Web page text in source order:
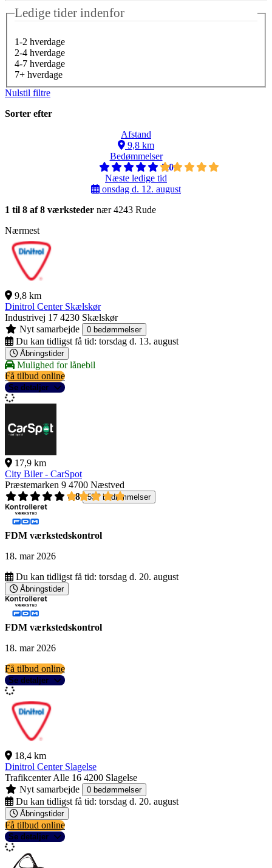
Ledige tider indenfor
1-2 hverdage
2-4 hverdage
4-7 hverdage
7+ hverdage
Nulstil filtre
Sorter efter
Afstand
9,8 km
Bedømmelser
5,0
Næste ledige tid
onsdag d. 12. august
1 til 8 af 8 værksteder nær 4243 Rude
Nærmest
9,8 km
Dinitrol Center Skælskør
Industrivej 17 4230 Skælskør
Nyt samarbejde
0 bedømmelser
Du kan tidligst få tid: torsdag d. 13. august
Åbningstider
Mulighed for lånebil
Få tilbud online
Se detaljer
17,9 km
City Biler - CarSpot
Præstemarken 9 4700 Næstved
4,8
557 bedømmelser
FDM værkstedskontrol
18. mar 2026
Du kan tidligst få tid: torsdag d. 20. august
Åbningstider
FDM værkstedskontrol
18. mar 2026
Få tilbud online
Se detaljer
18,4 km
Dinitrol Center Slagelse
Trafikcenter Alle 16 4200 Slagelse
Nyt samarbejde
0 bedømmelser
Du kan tidligst få tid: torsdag d. 20. august
Åbningstider
Få tilbud online
Se detaljer